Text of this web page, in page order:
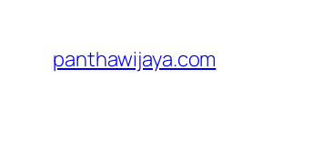
konten
panthawijaya.com